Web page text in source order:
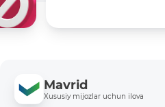
Mavrid
Xususiy mijozlar uchun ilova